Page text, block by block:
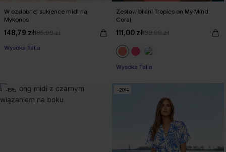
W ozdobnej sukience midi na
Mykonos
148,79 zł185,99 zł
【JE10】-10% bez minimum
Zestaw bikini Tropics on My Mind
Coral
111,00 zł139,00 zł
Wysoka Talia
-15% -20%